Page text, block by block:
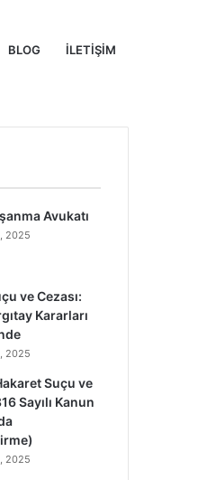
BLOG İLETIŞIM
Avukatı
2025
ve Cezası:
Kararları
2025
Suçu ve
Sayılı Kanun
2025